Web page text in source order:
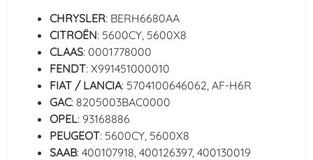
CHRYSLER: BERH6680AA
CITROËN: 5600CY, 5600X8
CLAAS: 0001778000
FENDT: X991451000010
FIAT / LANCIA: 5704100646062, AF-H6R
GAC: 8205003BAC0000
OPEL: 93168886
PEUGEOT: 5600CY, 5600X8
SAAB: 400107918, 400126397, 400130019